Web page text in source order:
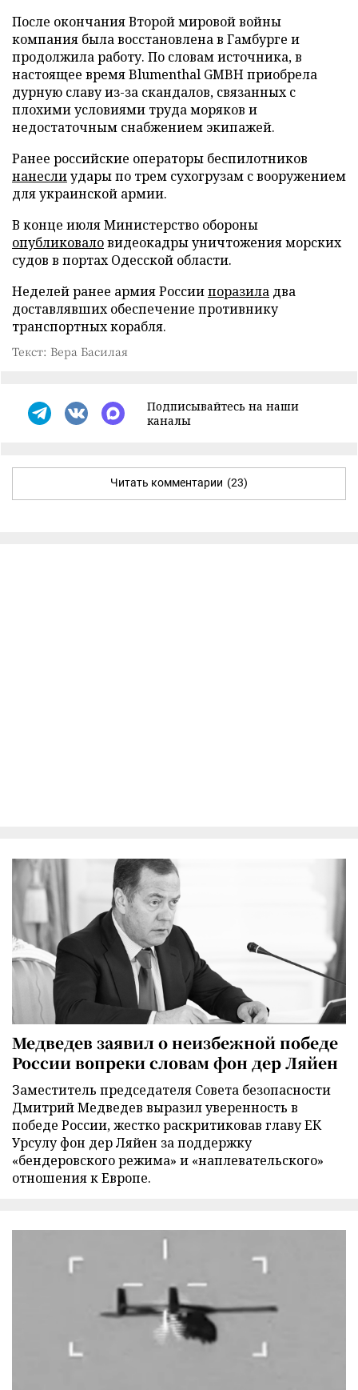
После окончания Второй мировой войны
компания была восстановлена в Гамбурге и
продолжила работу. По словам источника, в
настоящее время Blumenthal GMBH приобрела
дурную славу из-за скандалов, связанных с
плохими условиями труда моряков и
недостаточным снабжением экипажей.
Ранее российские операторы беспилотников
нанеслиудары по трем сухогрузам с вооружением
для украинской армии.
В конце июля Министерство обороны
опубликоваловидеокадры уничтожения морских
судов в портах Одесской области.
Неделей ранее армия Россиипоразила два
доставлявших обеспечение противнику
транспортных корабля.
Текст: Вера Басилая
Подписывайтесь на наши
каналы
Читать комментарии (23)
Медведев заявил о неизбежной победе
России вопреки словам фон дер Ляйен
Заместитель председателя Совета безопасности
Дмитрий Медведев выразил уверенность в
победе России, жестко раскритиковав главу ЕК
Урсулу фон дер Ляйен за поддержку
«бендеровского режима» и «наплевательского»
отношения к Европе.